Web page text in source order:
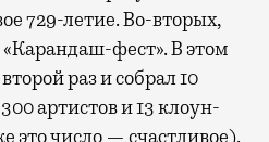
729-летие. Во-вторых,
фест». В этом
раз и собрал 10
артистов и 13 клоун-
это число — счастливое).